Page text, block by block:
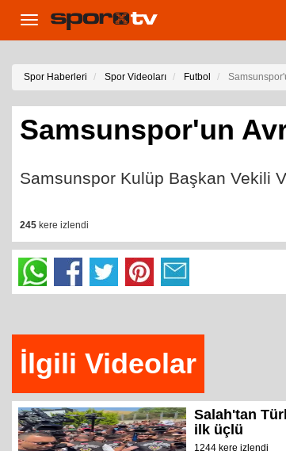
Toggle
navigation
Spor Haberleri Spor Videoları Futbol
Samsunspor'un
Samsunspor Kulüp Başkan Vekili
245 kere izlendi
İlgili Videolar
Salah'tan
ilk üçlü
1244 kere izlendi